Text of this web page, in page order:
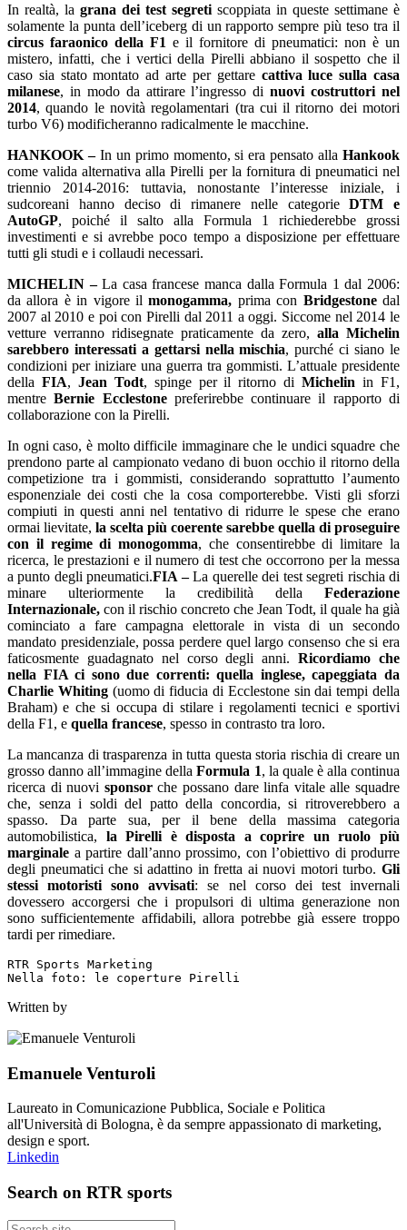
In realtà, la grana dei test segreti scoppiata in queste settimane è
solamente la punta dell’iceberg di un rapporto sempre più teso tra il
circus faraonico della F1 e il fornitore di pneumatici: non è un
mistero, infatti, che i vertici della Pirelli abbiano il sospetto che il
caso sia stato montato ad arte per gettare cattiva luce sulla casa
milanese, in modo da attirare l’ingresso dinuovi costruttori nel
2014, quando le novità regolamentari (tra cui il ritorno dei motori
turbo V6) modificheranno radicalmente le macchine.
HANKOOK –In un primo momento, si era pensato allaHankook
come valida alternativa alla Pirelli per la fornitura di pneumatici nel
triennio 2014-2016: tuttavia, nonostante l’interesse iniziale, i
sudcoreani hanno deciso di rimanere nelle categorieDTM e
AutoGP, poiché il salto alla Formula 1 richiederebbe grossi
investimenti e si avrebbe poco tempo a disposizione per effettuare
tutti gli studi e i collaudi necessari.
MICHELIN –La casa francese manca dalla Formula 1 dal 2006:
da allora è in vigore ilmonogamma, prima con Bridgestonedal
2007 al 2010 e poi con Pirelli dal 2011 a oggi. Siccome nel 2014 le
vetture verranno ridisegnate praticamente da zero, alla Michelin
sarebbero interessati a gettarsi nella mischia, purché ci siano le
condizioni per iniziare una guerra tra gommisti. L’attuale presidente
della FIA, Jean Todt, spinge per il ritorno diMichelin in F1,
mentreBernie Ecclestonepreferirebbe continuare il rapporto di
collaborazione con la Pirelli.
In ogni caso, è molto difficile immaginare che le undici squadre che
prendono parte al campionato vedano di buon occhio il ritorno della
competizione tra i gommisti, considerando soprattutto l’aumento
esponenziale dei costi che la cosa comporterebbe. Visti gli sforzi
compiuti in questi anni nel tentativo di ridurre le spese che erano
ormai lievitate, la scelta più coerente sarebbe quella di proseguire
con il regime di monogomma, che consentirebbe di limitare la
ricerca, le prestazioni e il numero di test che occorrono per la messa
a punto degli pneumatici.FIA –La querelle dei test segreti rischia di
minare ulteriormente la credibilità della Federazione
Internazionale, con il rischio concreto che Jean Todt, il quale ha già
cominciato a fare campagna elettorale in vista di un secondo
mandato presidenziale, possa perdere quel largo consenso che si era
faticosmente guadagnato nel corso degli anni.Ricordiamo che
nella FIA ci sono due correnti: quella inglese, capeggiata da
Charlie Whiting(uomo di fiducia di Ecclestone sin dai tempi della
Braham) e che si occupa di stilare i regolamenti tecnici e sportivi
della F1, e quella francese, spesso in contrasto tra loro.
La mancanza di trasparenza in tutta questa storia rischia di creare un
grosso danno all’immagine dellaFormula 1, la quale è alla continua
ricerca di nuovi sponsorche possano dare linfa vitale alle squadre
che, senza i soldi del patto della concordia, si ritroverebbero a
spasso. Da parte sua, per il bene della massima categoria
automobilistica, la Pirelli è disposta a coprire un ruolo più
marginale a partire dall’anno prossimo, con l’obiettivo di produrre
degli pneumatici che si adattino in fretta ai nuovi motori turbo. Gli
stessi motoristi sono avvisati: se nel corso dei test invernali
dovessero accorgersi che i propulsori di ultima generazione non
sono sufficientemente affidabili, allora potrebbe già essere troppo
tardi per rimediare.
RTR Sports Marketing
Nella foto: le coperture Pirelli
Written by
Emanuele Venturoli
Laureato in Comunicazione Pubblica, Sociale e Politica
all'Università di Bologna, è da sempre appassionato di marketing,
design e sport.
Linkedin
Search on RTR sports